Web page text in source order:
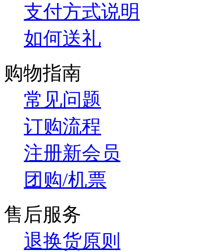
支付方式说明
如何送礼
购物指南
常见问题
订购流程
注册新会员
团购/机票
售后服务
退换货原则